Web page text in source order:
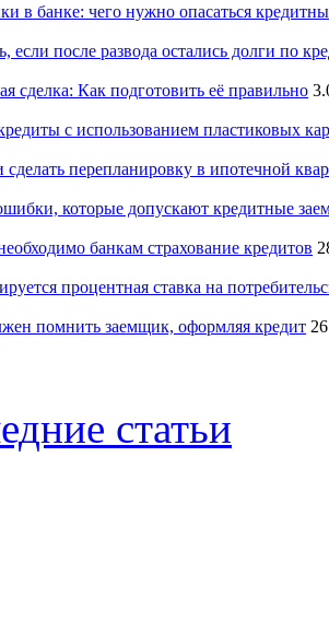
в банке: чего нужно опасаться
если после развода остались долги по
сделка: Как подготовить её правильно
с использованием пластиковых
перепланировку в ипотечной
которые допускают кредитные
банкам страхование кредитов
процентная ставка на
помнить заемщик, оформляя кредит
статьи